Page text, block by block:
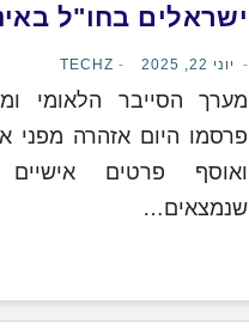
ישראלים בחו"ל
יוני 22, 2025 TECHZ
מערך הסייבר הלאומי
פרסמו היום אזהרה מפני
ואוסף פרטים
שנמצאים…